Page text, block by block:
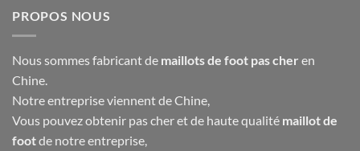
PROPOS NOUS
Nous sommes fabricant de maillots de foot pas cher en
Chine.
Notre entreprise viennent de Chine,
Vous pouvez obtenir pas cher et de haute qualité maillot de
footde notre entreprise,